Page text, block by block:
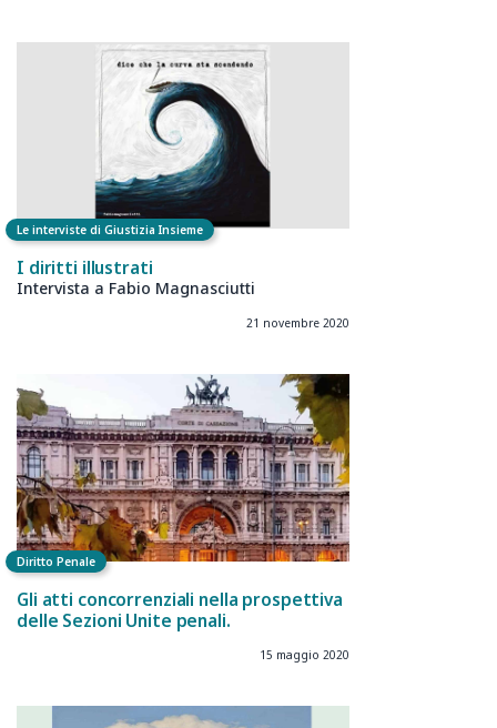
Le interviste di Giustizia Insieme
I diritti illustrati
Intervista a Fabio Magnasciutti
21 novembre 2020
Diritto Penale
Gli atti concorrenziali nella prospettiva
delle Sezioni Unite penali.
15 maggio 2020